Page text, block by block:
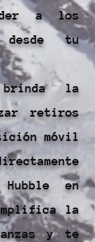
a los
desde tu
la
retiros
móvil
en
la
y te